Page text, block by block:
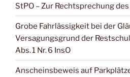
StPO – Zur Rechtsprechung
Grobe Fahrlässigkeit bei der
Versagungsgrund der
Abs. 1 Nr. 6 InsO
Anscheinsbeweis auf